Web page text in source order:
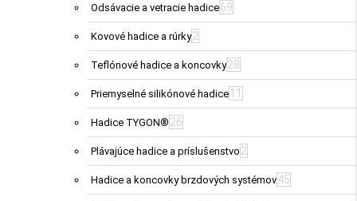
Odsávacie a vetracie hadice69
Kovové hadice a rúrky2
Teflónové hadice a koncovky28
Priemyselné silikónové hadice 11
Hadice TYGON® 26
Plávajúce hadice a príslušenstvo 2
Hadice a koncovky brzdových systémov45